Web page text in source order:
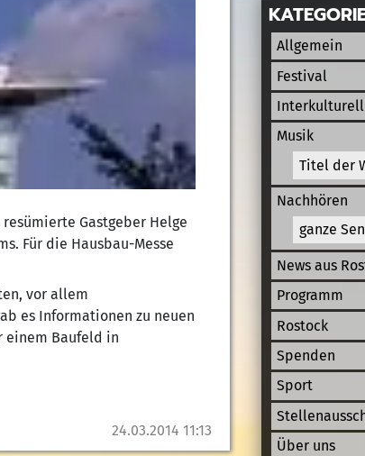
24.03.2014 11:13
Gastgeber Helge
Für die Hausbau-Messe
vor allem
es Informationen zu neuen
einem Baufeld in
Allgemein
Festival
Interkulturell
Musik
Titel der
Nachhören
ganze
News aus
Programm
Rostock
Spenden
Sport
Über uns